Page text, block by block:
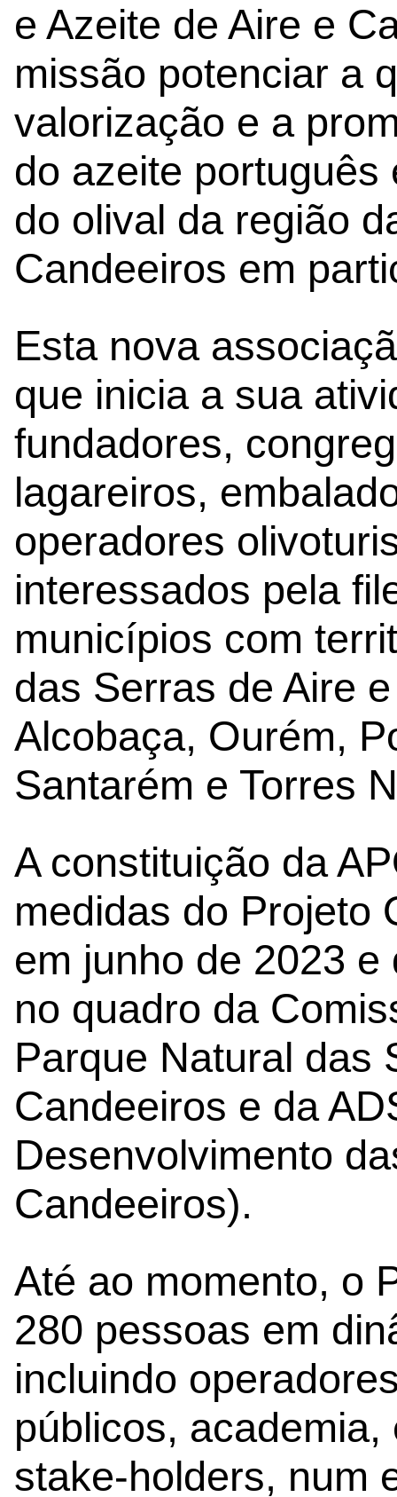
e Azeite de Aire e
missão potenciar a
valorização e a
do azeite
do olival da região
Candeeiros em
Esta nova
que inicia a sua
fundadores,
lagareiros,
operadores
interessados pela
municípios com
das Serras de Aire
Alcobaça, Ourém,
Santarém e Torres
A constituição da
medidas do Projeto
em junho de 2023
no quadro da
Parque Natural das
Candeeiros e da
Desenvolvimento
Candeeiros).
Até ao momento, o
280 pessoas em
incluindo
públicos,
stake-holders, num